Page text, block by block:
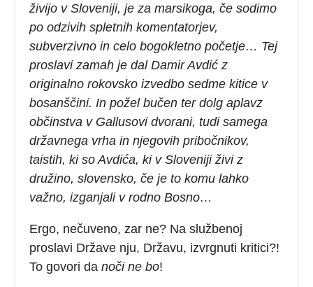
živijo v Sloveniji, je za marsikoga, če sodimo
po odzivih spletnih komentatorjev,
subverzivno in celo bogokletno početje… Tej
proslavi zamah je dal Damir Avdić z
originalno rokovsko izvedbo sedme kitice v
bosanščini. In požel bučen ter dolg aplavz
občinstva v Gallusovi dvorani, tudi samega
državnega vrha in njegovih pribočnikov,
taistih, ki so Avdića, ki v Sloveniji živi z
družino, slovensko, če je to komu lahko
važno, izganjali v rodno Bosno…
Ergo, nečuveno, zar ne? Na službenoj
proslavi Države nju, Državu, izvrgnuti kritici?!
To govori danoči ne bo!